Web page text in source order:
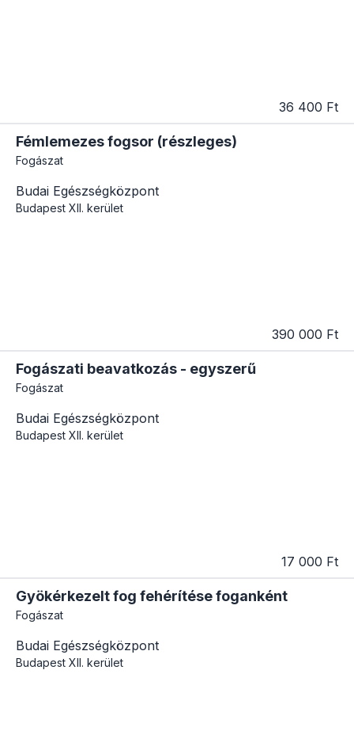
36 400 Ft
Fémlemezes fogsor (részleges)
Fogászat
Budai Egészségközpont
Budapest XII. kerület
390 000 Ft
Fogászati beavatkozás - egyszerű
Fogászat
Budai Egészségközpont
Budapest XII. kerület
17 000 Ft
Gyökérkezelt fog fehérítése foganként
Fogászat
Budai Egészségközpont
Budapest XII. kerület